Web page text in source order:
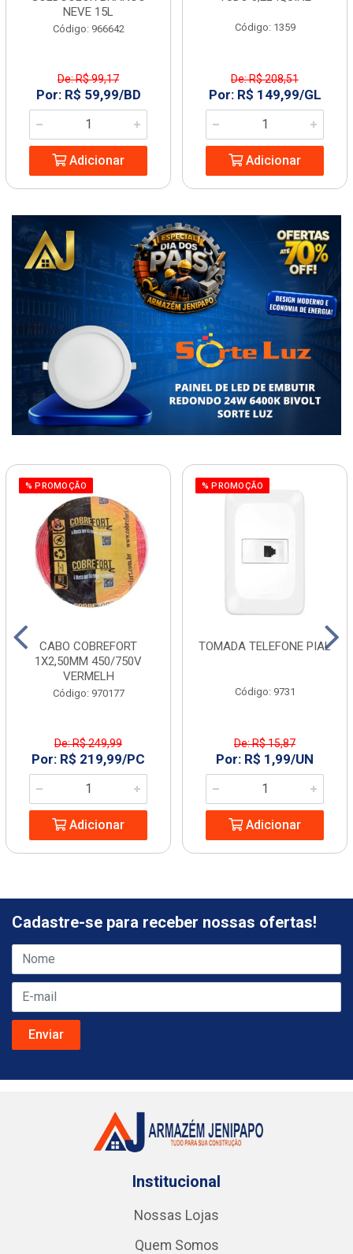
NEVE 15L
Código: 966642
De: R$ 99,17
Por: R$ 59,99/BD
Adicionar
Código: 1359
De: R$ 208,51
Por: R$ 149,99/GL
Adicionar
% PROMOÇÃO
CABO COBREFORT
1X2,50MM 450/750V
VERMELH
Código: 970177
De: R$ 249,99
Por: R$ 219,99/PC
Adicionar
% PROMOÇÃO
TOMADA TELEFONE PIAL
Código: 9731
De: R$ 15,87
Por: R$ 1,99/UN
Adicionar
Cadastre-se para receber nossas ofertas!
Institucional
Nossas Lojas
Quem Somos